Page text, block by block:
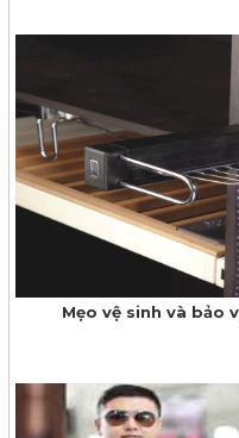
Mẹo vệ sinh và bảo